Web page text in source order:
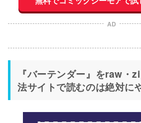
AD
『バーテンダー』をraw・
法サイトで読むのは絶対に